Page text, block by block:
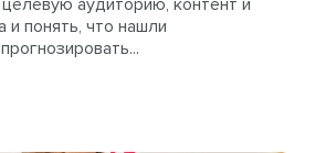
аудиторию, контент и
и понять, что нашли